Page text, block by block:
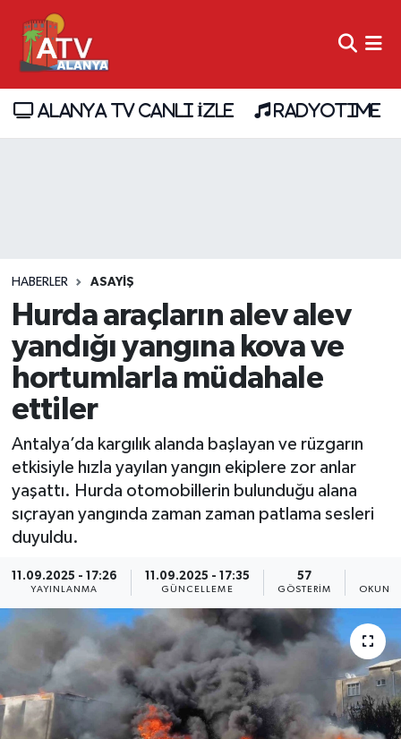
ALANYA TV CANLI İZLE RADYOTIME
HABERLER ASAYİŞ
Hurda araçların alev alev
yandığı yangına kova ve
hortumlarla müdahale
ettiler
Antalya’da kargılık alanda başlayan ve rüzgarın
etkisiyle hızla yayılan yangın ekiplere zor anlar
yaşattı. Hurda otomobillerin bulunduğu alana
sıçrayan yangında zaman zaman patlama sesleri
duyuldu.
11.09.2025 - 17:26
YAYINLANMA
11.09.2025 - 17:35
GÜNCELLEME
57
GÖSTERIM